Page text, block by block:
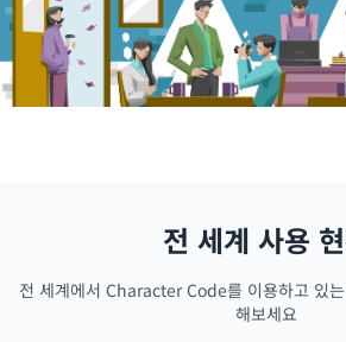
전 세계 사용
전 세계에서 Character Code를 이용하고 있
해보세요